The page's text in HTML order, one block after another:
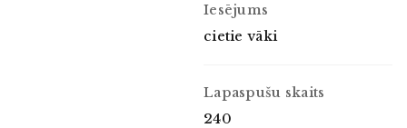
Iesējums
cietie vāki
Lapaspušu skaits
240